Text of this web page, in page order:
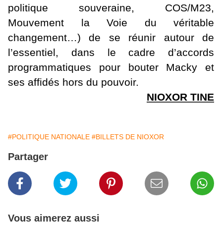
politique souveraine, COS/M23,
Mouvement la Voie du véritable
changement…) de se réunir autour de
l’essentiel, dans le cadre d’accords
programmatiques pour bouter Macky et
ses affidés hors du pouvoir.
NIOXOR TINE
#POLITIQUE NATIONALE #BILLETS DE NIOXOR
Partager
Vous aimerez aussi